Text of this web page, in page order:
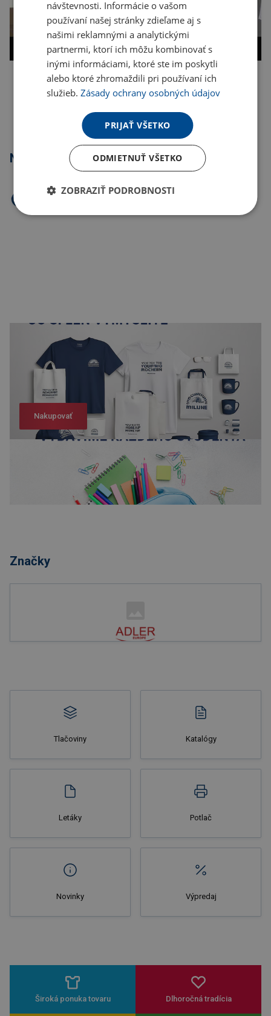
Kopírovať odkaz
Najpredávanejšie
Nakupovať
Značky
Tlačoviny Katalógy
Letáky Potlač
Novinky Výpredaj
Široká ponuka tovaru Dlhoročná tradícia
návštevnosti. Informácie o vašom
používaní našej stránky zdieľame aj s
našimi reklamnými a analytickými
partnermi, ktorí ich môžu kombinovať s
inými informáciami, ktoré ste im poskytli
alebo ktoré zhromaždili pri používaní ich
služieb.Zásady ochrany osobných údajov
PRIJAŤ VŠETKO
ODMIETNUŤ VŠETKO
ZOBRAZIŤ PODROBNOSTI